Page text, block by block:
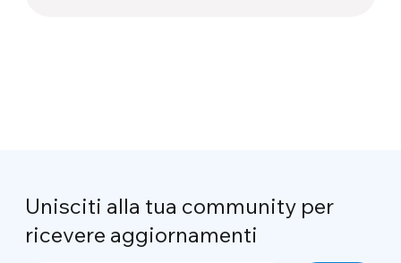
Unisciti alla tua community per
ricevere aggiornamenti